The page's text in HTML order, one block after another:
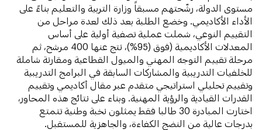
مستوى الدولة، رشّحتهم مسبقاً وزارة التربية والتعليم بناءً على
الأداء الأكاديمي. وخضع الطلبة بعد ذلك لعدة مراحل من
التقييم النوعي، شملت عملية تصفية أولية على أساس
المعدلات الأكاديمية (فوق (95%)، نتج عنها 400 مرشح، ثم
مرحلة تقييم التوجه المهني والميول القطاعية ومقارنة شاملة
للخلفيات التدريبية والمشاركات السابقة في البرامج التدريبية
وتقييم تحليلي استراتيجي متقدم عبر مقال أكاديمي وتقييم
القدرات القيادية والرؤية المهنية. وبناء على نتائج هذه المحاور،
اختارت المبادرة 30 طالبا فقط يمثلون نخبة وطنية تتمتع
بدرجات عالية من النضج الكفاءة، والجاهزية للمستقبل.